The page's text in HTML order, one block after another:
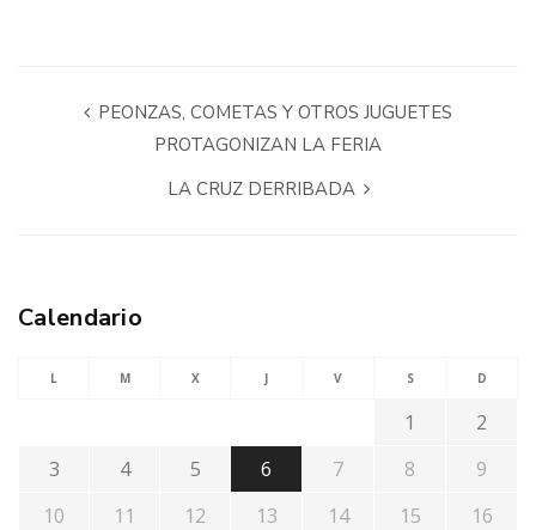
PEONZAS, COMETAS Y OTROS JUGUETES
PROTAGONIZAN LA FERIA
LA CRUZ DERRIBADA
Calendario
L M X J V S D
1
2
3
4 5 6 7 8
9
10
11 12 13 14 15
16